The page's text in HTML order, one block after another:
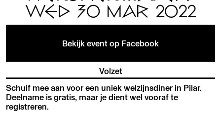
WED 30 MAR 2022
Bekijk event op Facebook
Volzet
Schuif mee aan voor een uniek welzijnsdiner in Pilar.
Deelname is gratis, maar je dient wel vooraf te
registreren.